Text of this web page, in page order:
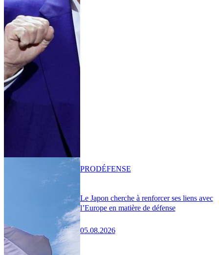
Le Japon cherche à renforcer ses liens avec
l’Europe en matière de défense
05.08.2026
PRODÉFENSE